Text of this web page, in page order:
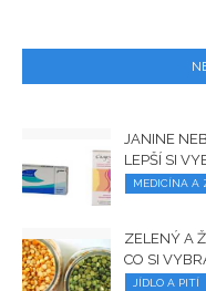
JANINE
LEPŠÍ SI
MEDICÍNA A
ZELENÝ A
CO SI
JÍDLO A PITÍ